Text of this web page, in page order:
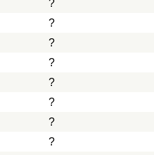
?
?
?
?
?
?
?
?